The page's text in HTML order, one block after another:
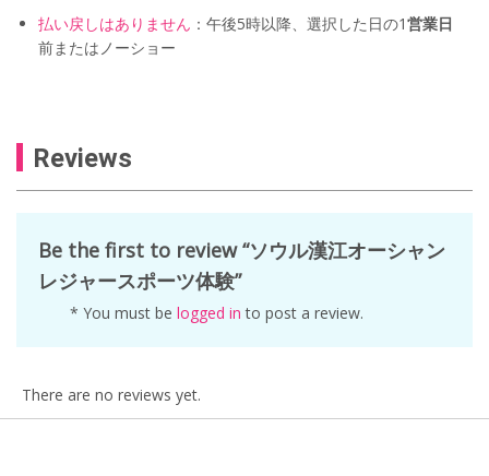
払い戻しはありません ：午後5時以降、選択した日の1営業日
前またはノーショー
Reviews
Be the first to review “ソウル漢江オーシャン
レジャースポーツ体験”
* You must be logged in to post a review.
There are no reviews yet.